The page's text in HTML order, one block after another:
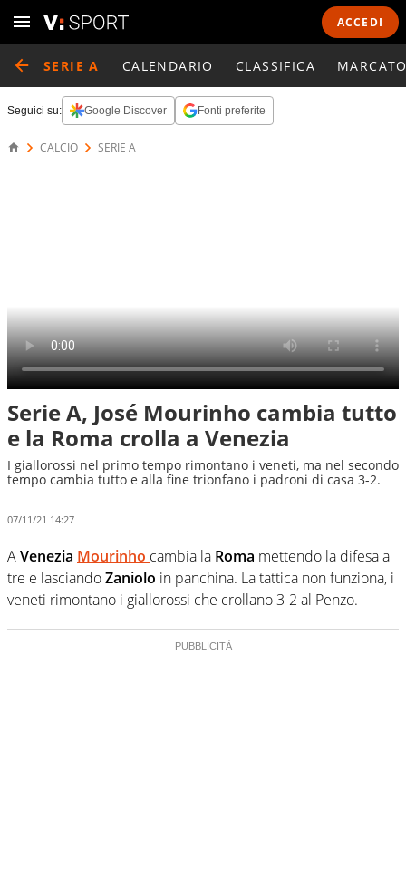
ACCEDI
SERIE A CALENDARIO CLASSIFICA
Seguici su: Google Discover Fonti preferite
CALCIO SERIE A
Serie A, José Mourinho cambia tutto
e la Roma crolla a Venezia
I giallorossi nel primo tempo rimontano i veneti, ma nel secondo
tempo cambia tutto e alla fine trionfano i padroni di casa 3-2.
07/11/21 14:27
AVenezia Mourinho cambia la Roma mettendo la difesa a
tre e lasciandoZaniolo in panchina. La tattica non funziona, i
veneti rimontano i giallorossi che crollano 3-2 al Penzo.